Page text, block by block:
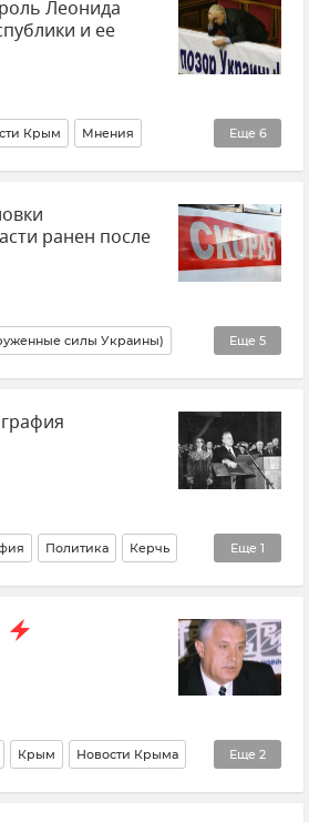
Леонида
и ее
Еще 6
Крым Мнения
Грач Утраты Политика
ранен после
Еще 5
силы Украины)
области
Еще 1
Политика Керчь
Еще 2
Крым Новости Крыма
Политика